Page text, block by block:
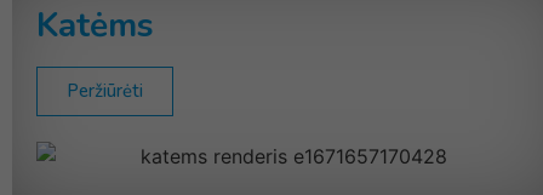
Katėms
Peržiūrėti